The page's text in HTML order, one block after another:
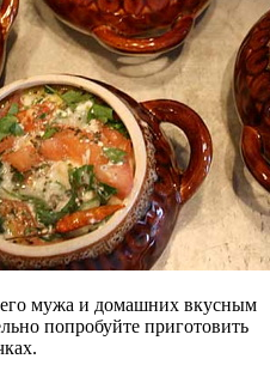
мужа и домашних вкусным
попробуйте приготовить